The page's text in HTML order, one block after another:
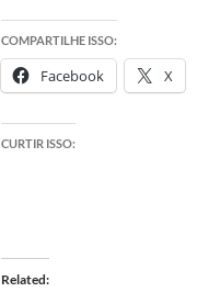
COMPARTILHE ISSO:
Facebook X
CURTIR ISSO:
Related